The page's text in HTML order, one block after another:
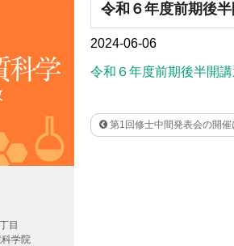
令和６年度前期後
2024-06-06
令和６年度前期後半開
第1回修士中間発表会の開催
目
学院